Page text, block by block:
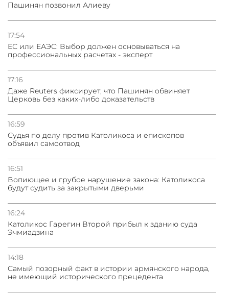
Пашинян позвонил Алиеву
17:54
ЕС или ЕАЭС: Выбор должен основываться на
профессиональных расчетах - эксперт
17:16
Даже Reuters фиксирует, что Пашинян обвиняет
Церковь без каких-либо доказательств
16:59
Судья по делу против Католикоса и епископов
объявил самоотвод
16:51
Вопиющее и грубое нарушение закона: Католикоса
будут судить за закрытыми дверьми
16:24
Католикос Гарегин Второй прибыл к зданию суда
Эчмиадзина
14:18
Самый позорный факт в истории армянского народа,
не имеющий исторического прецедента
Азербайджане
31.07.2026
Сотрудничество и очереди – детали визита главы
погрануправления СНБ Армении в Тбилиси